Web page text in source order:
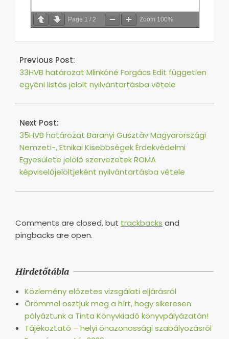
Page 1 / 2 Zoom 100%
2019-
13
Previous Post:
33HVB határozat Mlinkóné Forgács Edit független
egyéni listás jelölt nyilvántartásba vétele
Next Post:
35HVB határozat Baranyi Gusztáv Magyarországi
Nemzeti-, Etnikai Kisebbségek Érdekvédelmi
Egyesülete jelölő szervezetek ROMA
képviselőjelöltjeként nyilvántartásba vétele
Comments are closed, but trackbacks and
pingbacks are open.
Hirdetőtábla
Közlemény előzetes vizsgálati eljárásról
Örömmel osztjuk meg a hírt, hogy sikeresen
pályáztunk a Tinta Könyvkiadó könyvpályázatán!
Tájékoztató – helyi önazonossági szabályozásról